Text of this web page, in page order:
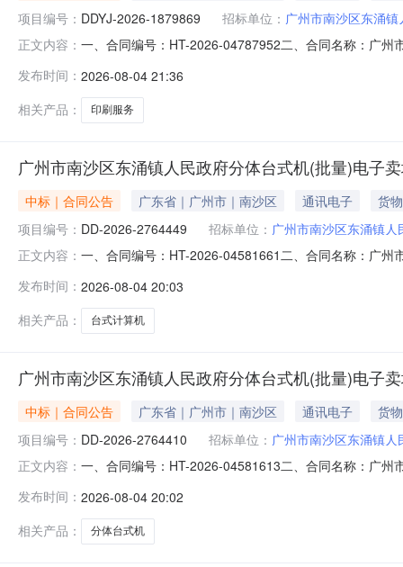
项目编号： DDYJ-2026-1879869 招标单位： 广州市南沙区东涌镇
正文内容： 一、合同编号：HT-2026-04787952二、合同名称：广
开发区金建印刷厂地址：南沙街道联系方式：
发布时间： 2026-08-04 21:36
相关产品：
印刷服务
广州市南沙区东涌镇人民政府分体台式机(批量)电子
中标｜合同公告 广东省｜广州市｜南沙区 通讯电子
货物
项目编号： DD-2026-2764449 招标单位： 广州市南沙区东涌镇人
正文内容： 一、合同编号：HT-2026-04581661二、合同名称：广
方）：广州美盈智能科技有限公司地址：广州市天河区
发布时间： 2026-08-04 20:03
相关产品：
台式计算机
广州市南沙区东涌镇人民政府分体台式机(批量)电子
中标｜合同公告 广东省｜广州市｜南沙区 通讯电子
货物
项目编号： DD-2026-2764410 招标单位： 广州市南沙区东涌镇人
正文内容： 一、合同编号：HT-2026-04581613二、合同名称：广
州美盈智能科技有限公司地址：广州市天河区高普路
发布时间： 2026-08-04 20:02
相关产品：
分体台式机